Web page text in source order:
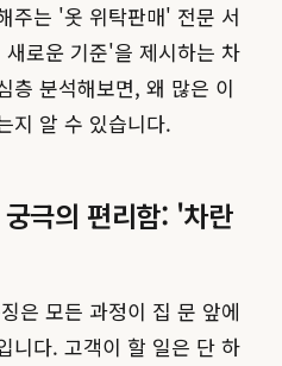
주는 '옷 위탁판매' 전문 서
로운 기준'을 제시하는 차
층 분석해보면, 왜 많은 이
지 알 수 있습니다.
극의 편리함: '차란
은 모든 과정이 집 문 앞에
니다. 고객이 할 일은 단 하